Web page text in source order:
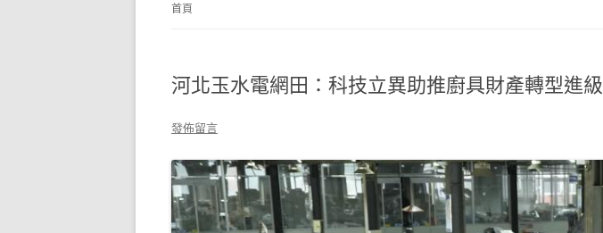
首頁
河北玉水電網田：科技立異助推廚具財產轉型進級
發佈留言